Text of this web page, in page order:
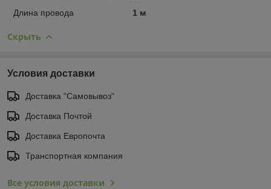
Длина провода
1 м
Скрыть
Условия доставки
Доставка "Самовывоз"
Доставка Почтой
Доставка Европочта
Транспортная компания
Все условия доставки